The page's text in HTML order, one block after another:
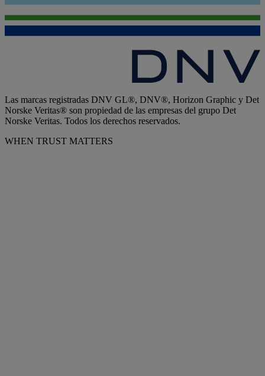
Las marcas registradas DNV GL®, DNV®, Horizon Graphic y Det
Norske Veritas® son propiedad de las empresas del grupo Det
Norske Veritas. Todos los derechos reservados.
WHEN TRUST MATTERS